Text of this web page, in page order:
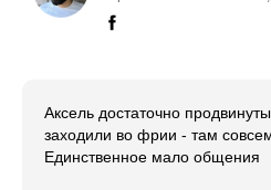
Аксель достаточно
заходили во фрии - там
Единственное мало общения